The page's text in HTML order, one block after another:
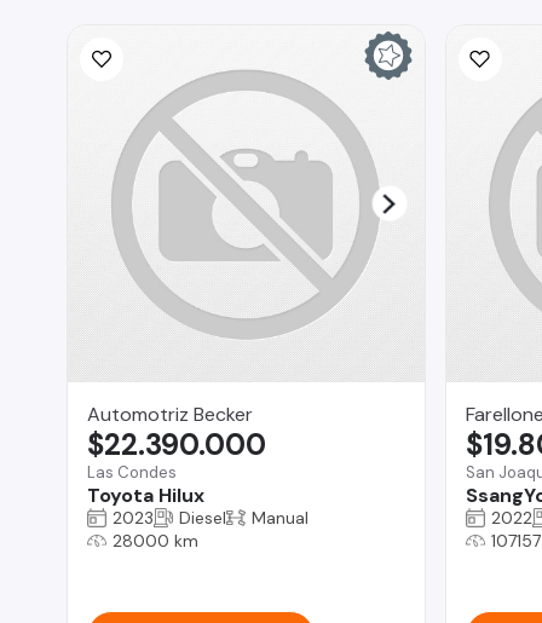
Automotriz Becker
Las Condes
Toyota Hilux
$22.390.000
2023 Diesel
Manual
28000 km
San
2022